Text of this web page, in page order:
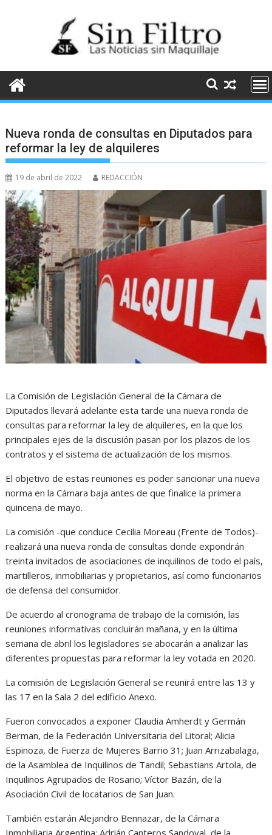
Nueva ronda de consultas en Diputados para
reformar la ley de alquileres
19 de abril de 2022 REDACCIÓN
La Comisión de Legislación General de la Cámara de
Diputados llevará adelante esta tarde una nueva ronda de
consultas para reformar la ley de alquileres, en la que los
principales ejes de la discusión pasan por los plazos de los
contratos y el sistema de actualización de los mismos.
El objetivo de estas reuniones es poder sancionar una nueva
norma en la Cámara baja antes de que finalice la primera
quincena de mayo.
La comisión -que conduce Cecilia Moreau (Frente de Todos)-
realizará una nueva ronda de consultas donde expondrán
treinta invitados de asociaciones de inquilinos de todo el país,
martilleros, inmobiliarias y propietarios, así como funcionarios
de defensa del consumidor.
De acuerdo al cronograma de trabajo de la comisión, las
reuniones informativas concluirán mañana, y en la última
semana de abril los legisladores se abocarán a analizar las
diferentes propuestas para reformar la ley votada en 2020.
La comisión de Legislación General se reunirá entre las 13 y
las 17 en la Sala 2 del edificio Anexo.
Fueron convocados a exponer Claudia Amherdt y Germán
Berman, de la Federación Universitaria del Litoral; Alicia
Espinoza, de Fuerza de Mujeres Barrio 31; Juan Arrizabalaga,
de la Asamblea de Inquilinos de Tandil; Sebastians Artola, de
Inquilinos Agrupados de Rosario; Víctor Bazán, de la
Asociación Civil de locatarios de San Juan.
También estarán Alejandro Bennazar, de la Cámara
Inmobiliaria Argentina; Adrián Canteros Sandoval, de la